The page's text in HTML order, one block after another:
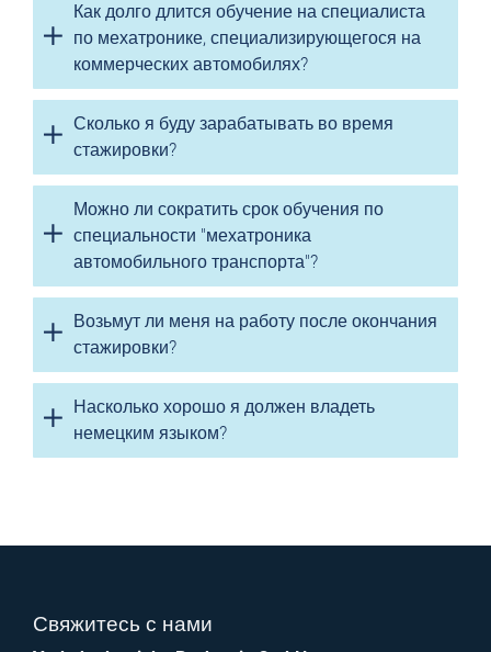
Как долго длится обучение на специалиста
по мехатронике, специализирующегося на
коммерческих автомобилях?
Сколько я буду зарабатывать во время
стажировки?
Можно ли сократить срок обучения по
специальности "мехатроника
автомобильного транспорта"?
Возьмут ли меня на работу после окончания
стажировки?
Насколько хорошо я должен владеть
немецким языком?
Свяжитесь с нами